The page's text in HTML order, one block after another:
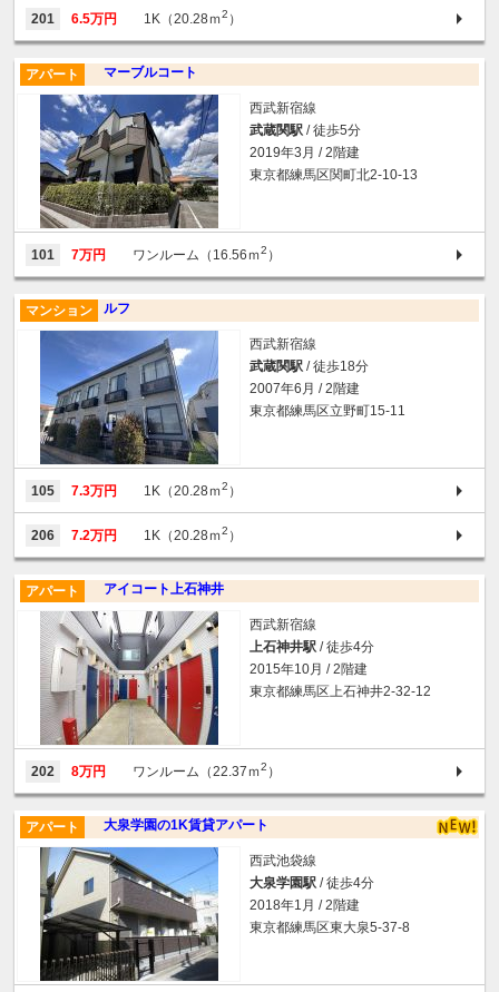
201 6.5万円 1K（20.28ｍ2 ）
マーブルコート
アパート
西武新宿線
武蔵関駅 / 徒歩5分
2019年3月 / 2階建
東京都練馬区関町北2-10-13
101 7万円 ワンルーム（16.56ｍ2 ）
ルフ
マンション
西武新宿線
武蔵関駅 / 徒歩18分
2007年6月 / 2階建
東京都練馬区立野町15-11
105 7.3万円 1K（20.28ｍ2 ）
206 7.2万円 1K（20.28ｍ2 ）
アイコート上石神井
アパート
西武新宿線
上石神井駅 / 徒歩4分
2015年10月 / 2階建
東京都練馬区上石神井2-32-12
202 8万円 ワンルーム（22.37ｍ2 ）
大泉学園の1K賃貸アパート
アパート
西武池袋線
大泉学園駅 / 徒歩4分
2018年1月 / 2階建
東京都練馬区東大泉5-37-8